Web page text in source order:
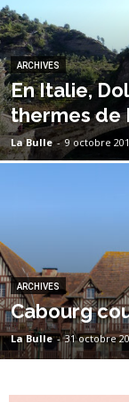
ARCHIVES
En Italie,
thermes de
La Bulle - 9 octobre
ARCHIVES
Cabourg
La Bulle - 31 octobre